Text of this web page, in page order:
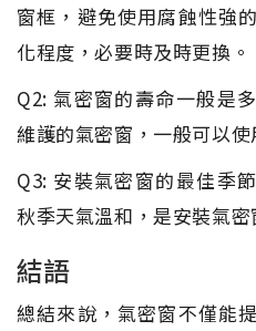
窗框，避免使用腐蝕性強
化程度，必要時及時更換。
Q2: 氣密窗的壽命一般是
維護的氣密窗，一般可以使
Q3: 安裝氣密窗的最佳季
秋季天氣溫和，是安裝氣密
結語
總結來說，氣密窗不僅能